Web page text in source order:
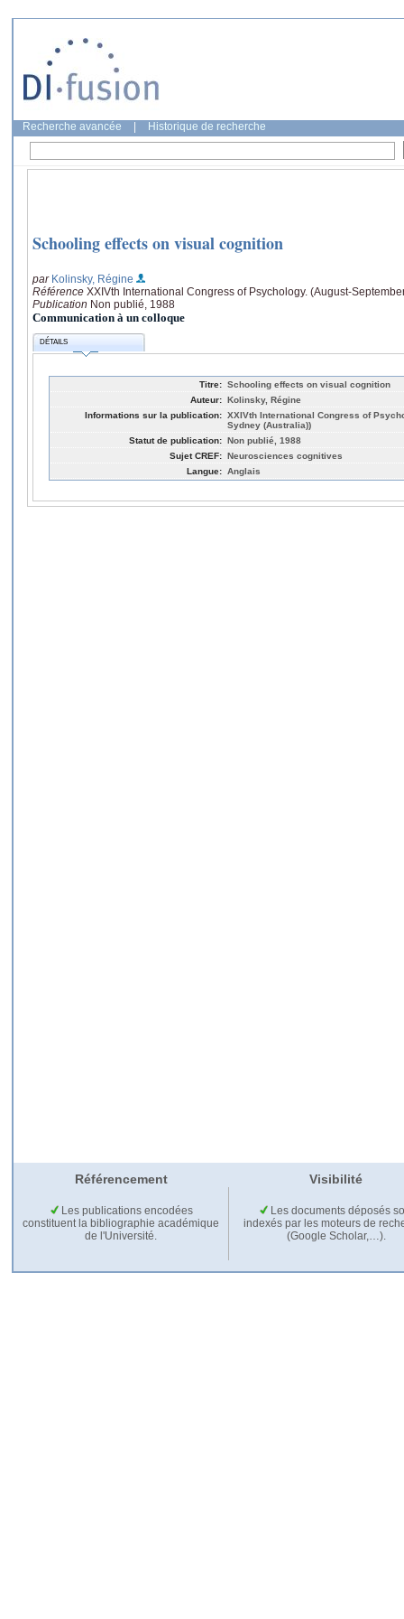
Recherche avancée Historique de recherche
Schooling effects on visual cognition
par Kolinsky, Régine
Référence XXIVth International Congress of Psychology. (August-
Publication Non publié, 1988
Communication à un colloque
DÉTAILS
Titre: Schooling effects on visual cognition
Auteur: Kolinsky, Régine
Informations sur la publication: XXIVth International Congress of
Sydney (Australia))
Statut de publication: Non publié, 1988
Sujet CREF: Neurosciences cognitives
Langue: Anglais
Référencement Visibilité
Les publications encodées
constituent la bibliographie académique
de l'Université.
Les documents déposés
indexés par les moteurs de
(Google Scholar,…).